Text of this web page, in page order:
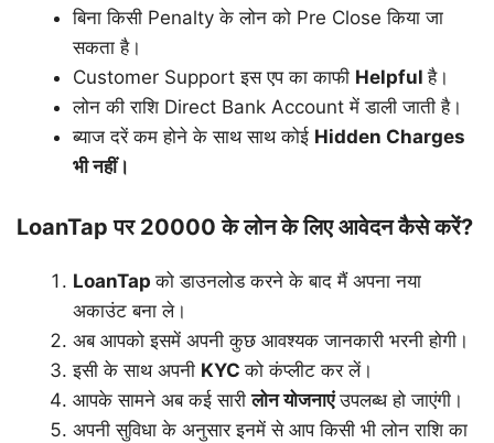
बिना किसी Penalty के लोन को Pre Close किया जा
सकता है।
Customer Support इस एप का काफी Helpfulहै।
लोन की राशि Direct Bank Account में डाली जाती है।
ब्याज दरें कम होने के साथ साथ कोई Hidden Charges
भी नहीं।
LoanTap पर 20000 के लोन के लिए आवेदन कैसे करें?
LoanTapको डाउनलोड करने के बाद मैं अपना नया
अकाउंट बना ले।
अब आपको इसमें अपनी कुछ आवश्यक जानकारी भरनी होगी।
इसी के साथ अपनी KYCको कंप्लीट कर लें।
आपके सामने अब कई सारीलोन योजनाएंउपलब्ध हो जाएंगी।
अपनी सुविधा के अनुसार इनमें से आप किसी भी लोन राशि का